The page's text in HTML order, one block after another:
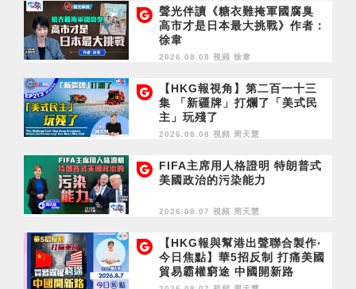
聲光伴讀《糖衣難掩軍國腐臭
高市才是日本最大挑戰》作者：
徐韋
2026.08.08 視頻 徐韋
【HKG報視角】第二百一十三
集 「新疆牌」打爛了「美式民
主」玩殘了
2026.08.08 視頻 周天慧
FIFA主席用人格證明 特朗普式
美國政治的污染能力
2026.08.07 視頻 周天慧
【HKG報與幫港出聲聯合製作‧
今日焦點】華5招反制 打痛美國
貿易霸權窮途 中國開新路